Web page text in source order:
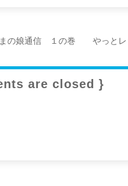
の娘通信 １の巻 やっとレ
are closed }